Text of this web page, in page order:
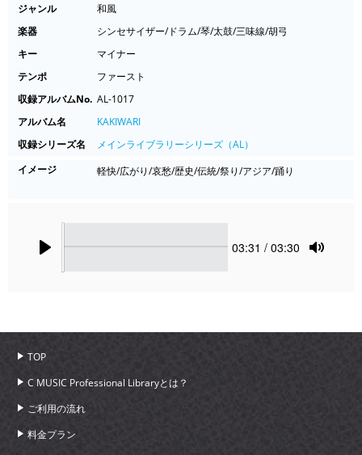
ジャンル
和風
楽器
シンセサイザー/ドラム/琴/太鼓/三味線/胡弓
キー
マイナー
テンポ
ファースト
収録アルバムNo. AL-1017
アルバム名
KAKIWARI
収録シリーズ名
メインライブラリーシリーズ（AL）
イメージ
軽快/広がり/哀愁/歴史/伝統/祭り/アジア/踊り
Current
03:31 / 03:30
TOP
C MUSIC Professional Libraryとは？
ご利用の流れ
料金プラン